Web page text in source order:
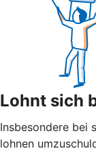
Lohnt sich
Insbesondere bei
lohnen